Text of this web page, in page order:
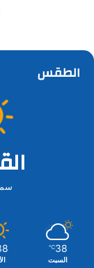
الطقس
38
℃
السبت